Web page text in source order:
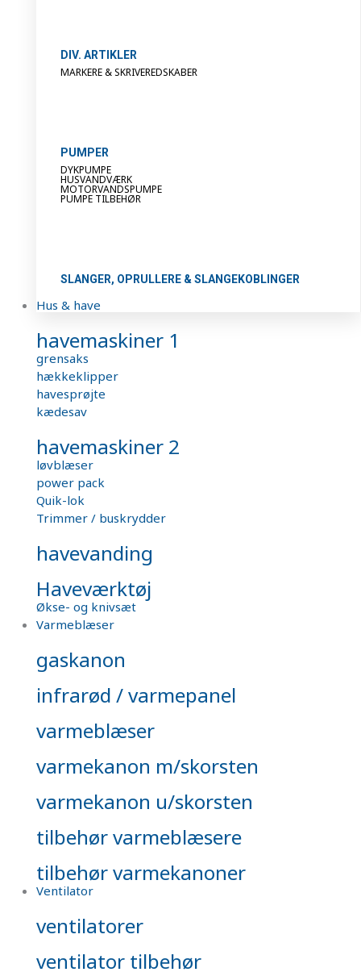
DIV. ARTIKLER
MARKERE & SKRIVEREDSKABER
PUMPER
DYKPUMPE
HUSVANDVÆRK
MOTORVANDSPUMPE
PUMPE TILBEHØR
SLANGER, OPRULLERE & SLANGEKOBLINGER
Hus & have
havemaskiner 1
grensaks
hækkeklipper
havesprøjte
kædesav
havemaskiner 2
løvblæser
power pack
Quik-lok
Trimmer / buskrydder
havevanding
Haveværktøj
Økse- og knivsæt
Varmeblæser
gaskanon
infrarød / varmepanel
varmeblæser
varmekanon m/skorsten
varmekanon u/skorsten
tilbehør varmeblæsere
tilbehør varmekanoner
Ventilator
ventilatorer
ventilator tilbehør